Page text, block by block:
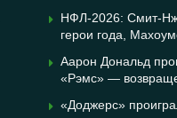
НФЛ-2026: Смит-
герои года,
Аарон Дональд
«Рэмс» —
«Доджерс»